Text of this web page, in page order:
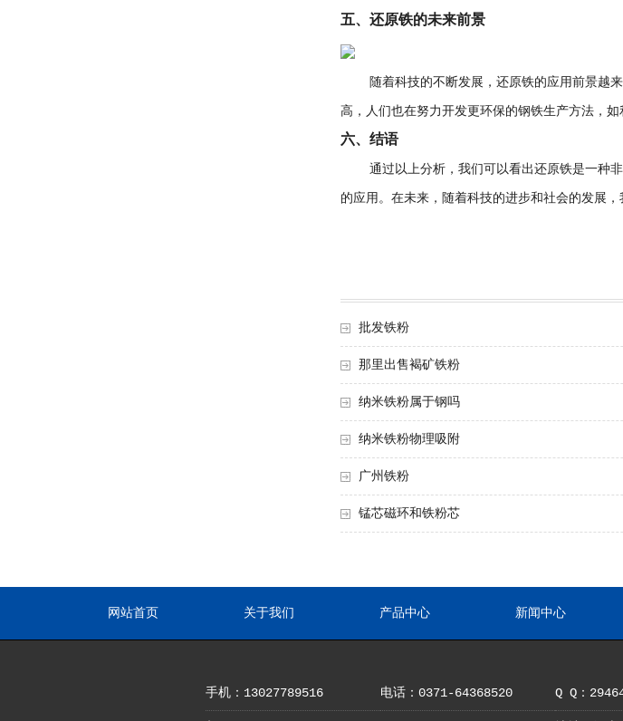
五、还原铁的未来前景
随着科技的不断发展，还原铁的应用前景越来
高，人们也在努力开发更环保的钢铁生产方法，如
六、结语
通过以上分析，我们可以看出还原铁是一种非
的应用。在未来，随着科技的进步和社会的发展
批发铁粉
那里出售褐矿铁粉
纳米铁粉属于钢吗
纳米铁粉物理吸附
广州铁粉
锰芯磁环和铁粉芯
网站首页 关于我们 产品中心 新闻中心
手机：13027789516 电话：0371-64368520 Q Q：